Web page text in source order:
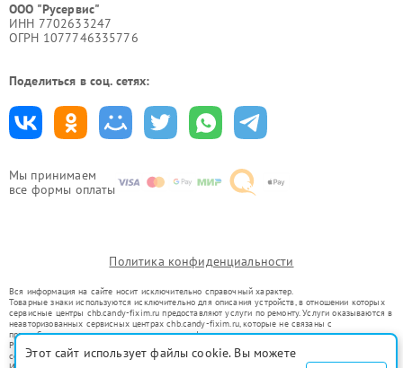
Мы принимаем
все формы оплаты
ООО "Русервис"
ИНН 7702633247
ОГРН 1077746335776
Поделиться в соц. сетях:
Политика конфиденциальности
Вся информация на сайте носит исключительно справочный характер.
Товарные знаки используются исключительно для описания устройств, в отношении которых
сервисные центры chb.candy-fixim.ru предоставляют услуги по ремонту. Услуги оказываются в
неавторизованных сервисных центрах chb.candy-fixim.ru, которые не связаны с
правообладателями товарных знаков или их официальными представителями.
Ремонт осуществляется для устройств, уже введенных в гражданский оборот в соответствии
со статьей 1487 ГК РФ.
Этот сайт использует файлы cookie. Вы можете